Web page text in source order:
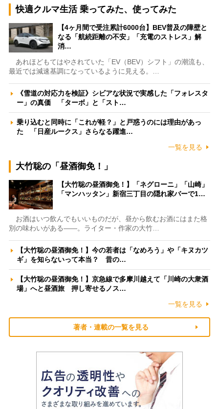
快適クルマ生活 乗ってみた、使ってみた
【4ヶ月間で受注累計6000台】BEV普及の障壁と
なる「航続距離の不安」「充電のストレス」解
消…
あれほどもてはやされていた「EV（BEV）シフト」の潮流も、
最近では減速基調になっているように見える。…
《雪道の対応力を検証》シビアな状況で実感した「フォレスタ
ー」の真価 「ターボ」と「スト…
乗り込むと同時に「これが軽？」と戸惑うのには理由があっ
た 「日産ルークス」さらなる躍進…
一覧を見る
大竹聡の「昼酒御免！」
【大竹聡の昼酒御免！】「ネグローニ」「山崎」
「マンハッタン」新宿三丁目の隠れ家バーで1…
お酒はいつ飲んでもいいものだが、昼から飲むお酒にはまた格
別の味わいがある――。ライター・作家の大竹…
【大竹聡の昼酒御免！】今の若者は「なめろう」や「キヌカツ
ギ」を知らないって本当？ 昔の…
【大竹聡の昼酒御免！】京急線で多摩川越えて「川崎の大衆酒
場」へと昼酒旅 押し寄せるノス…
一覧を見る
著者・連載の一覧を見る